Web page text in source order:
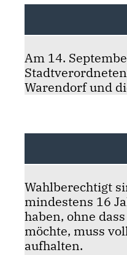
Am 14.
Warendorf und
Wahlberechtigt
mindestens 16
haben, ohne
möchte, muss
aufhalten.